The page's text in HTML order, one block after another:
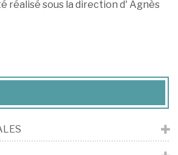
réalisé sous la direction d' Agnès